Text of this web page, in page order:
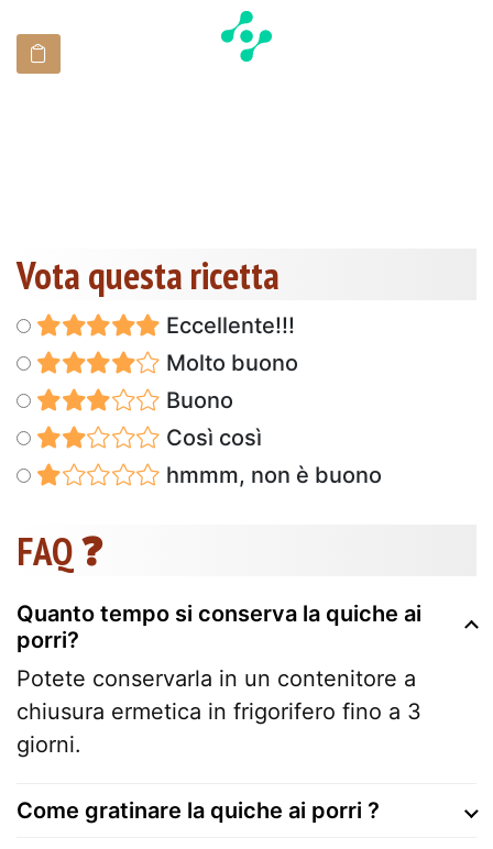
Vota questa ricetta
Eccellente!!!
Molto buono
Buono
Così così
hmmm, non è buono
FAQ ❓
Quanto tempo si conserva la quiche ai
porri?
Potete conservarla in un contenitore a
chiusura ermetica in frigorifero fino a 3
giorni.
Come gratinare la quiche ai porri ?